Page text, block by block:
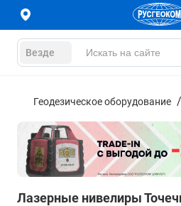
Везде
Геодезическое оборудование
Лазерные нивелиры